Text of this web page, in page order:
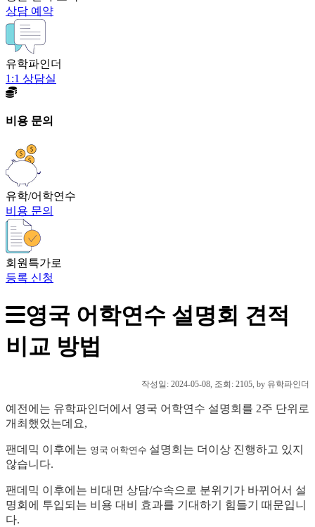
상담 예약
유학파인더
1:1 상담실
비용 문의
유학/어학연수
비용 문의
회원특가로
등록 신청
영국 어학연수 설명회 견적
비교 방법
작성일: 2024-05-08, 조회: 2105, by 유학파인더
예전에는 유학파인더에서 영국 어학연수 설명회를 2주 단위로
개최했었는데요,
팬데믹 이후에는 영국 어학연수 설명회는 더이상 진행하고 있지
않습니다.
팬데믹 이후에는 비대면 상담/수속으로 분위기가 바뀌어서 설
명회에 투입되는 비용 대비 효과를 기대하기 힘들기 때문입니
다.